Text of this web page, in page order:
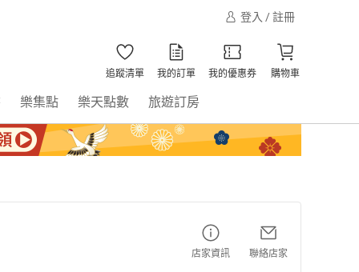
登入 / 註冊
追蹤清單 我的訂單 我的優惠券 購物車
樂集點 樂天點數 旅遊訂房
店家資訊 聯絡店家